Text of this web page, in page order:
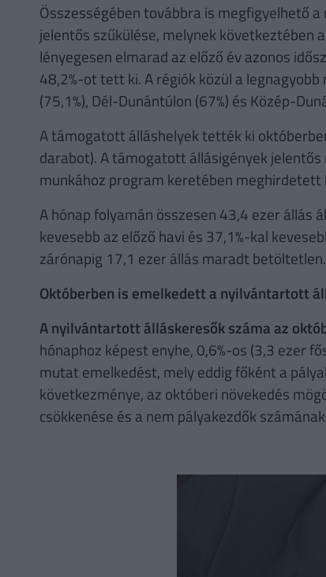
Összességében továbbra is megfigyelhető
jelentős szűkülése, melynek
lényegesen elmarad az előző év azonos
48,2%-ot tett ki. A régiók közül a
(75,1%), Dél-Dunántúlon (67%) és Közép-
A támogatott álláshelyek tették ki
darabot). A támogatott állásigények
munkához program keretében meghirdetett
A hónap folyamán összesen 43,4 ezer állás
kevesebb az előző havi és 37,1%-kal
zárónapig 17,1 ezer állás maradt betöltetlen.
Októberben is emelkedett a nyilvántartott
A nyilvántartott álláskeresők száma az
hónaphoz képest enyhe, 0,6%-os (3,3 ezer
mutat emelkedést, mely eddig főként a
következménye, az októberi növekedés
csökkenése és a nem pályakezdők